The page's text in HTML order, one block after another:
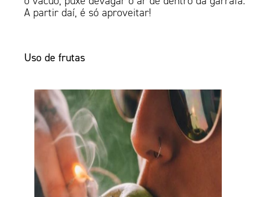
A partir daí, é só aproveitar!
Uso de frutas